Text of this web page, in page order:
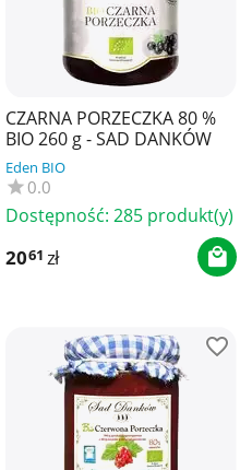
CZARNA PORZECZKA 80 %
BIO 260 g - SAD DANKÓW
Eden BIO
0.0
Dostępność: 285 produkt(y)
2061 zł